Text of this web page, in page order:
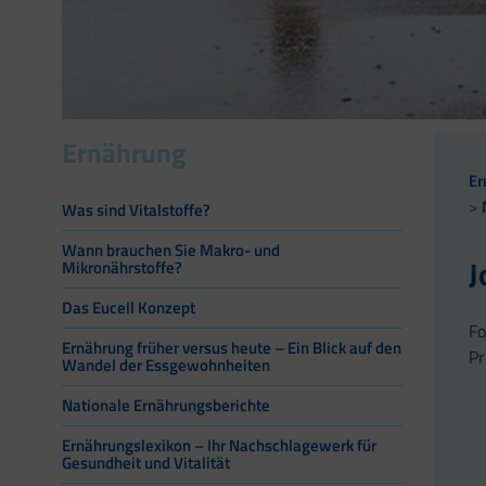
Ernährung
Was sind Vitalstoffe?
Wann brauchen Sie Makro- und
Mikronährstoffe?
Das Eucell Konzept
Ernährung früher versus heute – Ein Blick auf den
Wandel der Essgewohnheiten
Nationale Ernährungsberichte
Ernährungslexikon – Ihr Nachschlagewerk für
Gesundheit und Vitalität